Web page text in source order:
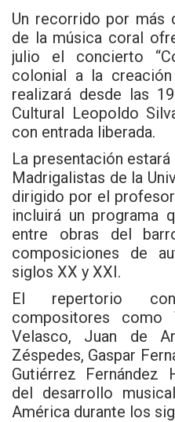
Un recorrido por más
de la música coral
julio el concierto
colonial a la
realizará desde las
Cultural Leopoldo
con entrada liberada.
La presentación
Madrigalistas de la
dirigido por el
incluirá un programa
entre obras del
composiciones de
siglos XX y XXI.
El repertorio
compositores
Velasco, Juan de
Zéspedes, Gaspar
Gutiérrez Fernández
del desarrollo
América durante los